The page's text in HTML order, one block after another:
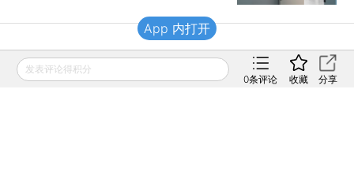
财新移动
发表评论得积分
0条评论 收藏 分享
App 内打开